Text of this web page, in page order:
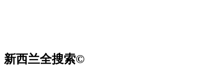
新西兰全搜索©